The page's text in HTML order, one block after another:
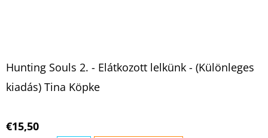
Hunting Souls 2. - Elátkozott lelkünk - (Különleges
kiadás) Tina Köpke
€15,50